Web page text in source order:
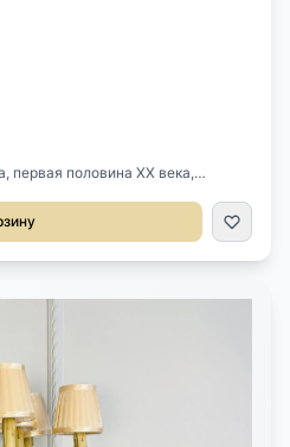
первая половина ХХ века,